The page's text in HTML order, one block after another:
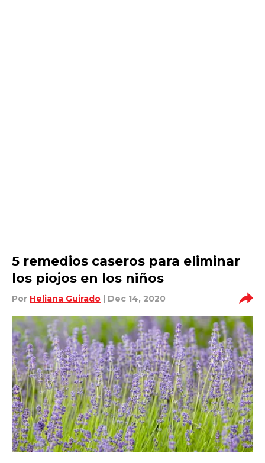
5 remedios caseros para eliminar
los piojos en los niños
Por Heliana Guirado | Dec 14, 2020